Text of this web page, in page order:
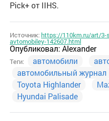
Pick+ от IIHS.
Источник: https://110km.ru/art/3-
avtomobiley-142607.html
Опубликовал: Alexander
Теги: автомобили
автомобильный журнал
Toyota Highlander
Hyundai Palisade